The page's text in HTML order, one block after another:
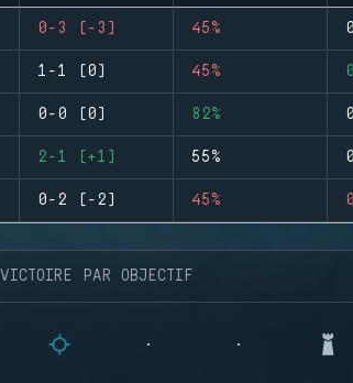
0-3 (-3) 45%
1-1 (0) 45%
0-0 (0) 82%
2-1 (+1) 55%
0-2 (-2) 45%
VICTOIRE PAR OBJECTIF